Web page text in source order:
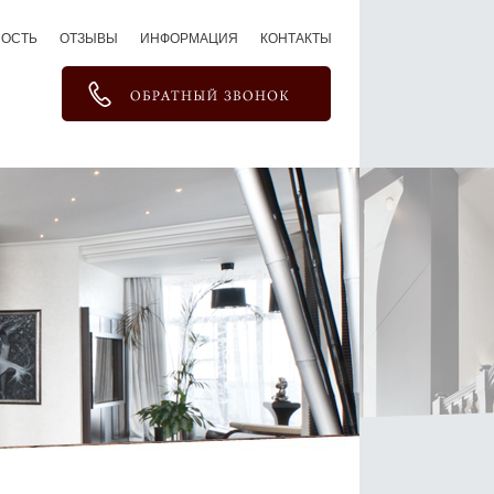
ОТЗЫВЫ ИНФОРМАЦИЯ КОНТАКТЫ